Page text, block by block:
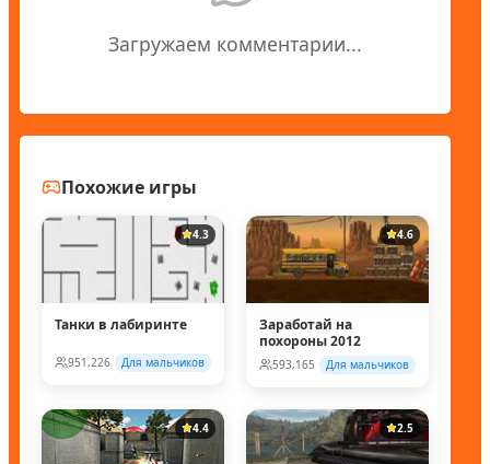
Загружаем комментарии...
Похожие игры
4.3
Танки в лабиринте
951,226 Для мальчиков
4.6
Заработай на
похороны 2012
593,165 Для мальчиков
4.4 2.5